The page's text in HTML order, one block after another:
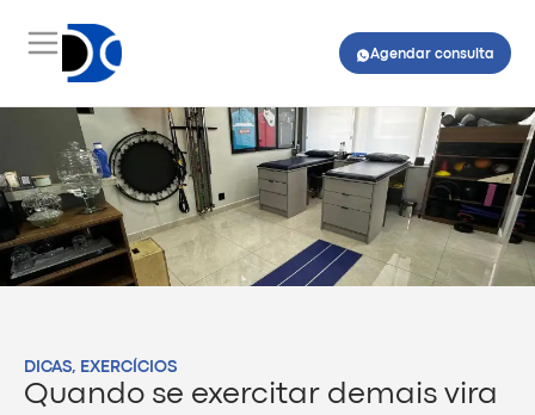
Agendar consulta
DICAS, EXERCÍCIOS
Quando se exercitar demais vira